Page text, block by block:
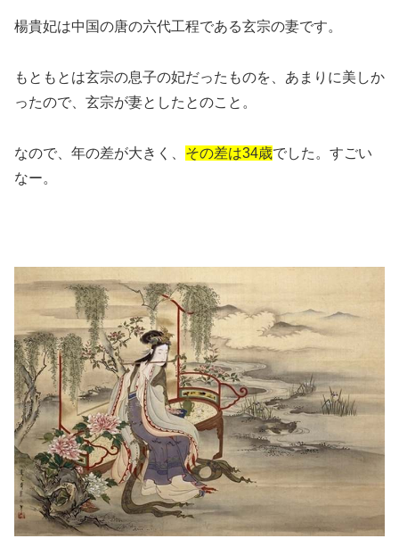
楊貴妃は中国の唐の六代工程である玄宗の妻です。
もともとは玄宗の息子の妃だったものを、あまりに美しか
ったので、玄宗が妻としたとのこと。
なので、年の差が大きく、 その差は34歳でした。すごい
なー。